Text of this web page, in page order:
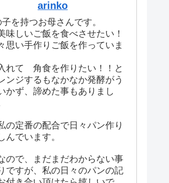
arinko
を持つお母さんです。
味しいご飯を食べさせたい！
思い手作りご飯を作っていま
れて 角食を作りたい！！と
ンジするもなかなか発酵がう
かず、諦めた事もありまし
の定番の配合で日々パン作り
んでいます。
ので、まだまだわからない事
ですが、私の日々のパンの記